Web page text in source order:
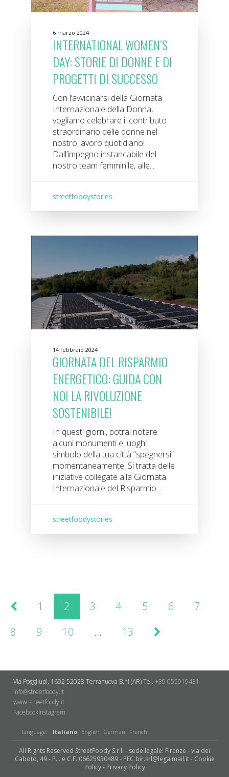
6 marzo 2024
INTERNATIONAL WOMEN’S
DAY: STORIE DI DONNE E DI
PROGETTI DI SUCCESSO
Con l’avvicinarsi della Giornata
Internazionale della Donna,
vogliamo celebrare il contributo
straordinario delle donne nel
nostro lavoro quotidiano!
Dall’impegno instancabile del
nostro team femminile, alle...
streetfoodystories
14 febbraio 2024
GIORNATA DEL RISPARMIO
ENERGETICO: GUIDA CON
NOI LA RIVOLUZIONE
SOSTENIBILE!
In questi giorni, potrai notare
alcuni monumenti e luoghi
simbolo della tua città “spegnersi”
momentaneamente. Si tratta delle
iniziative collegate alla Giornata
Internazionale del Risparmio...
streetfoodystories
1 2 3 4 5 6
7
8
9 10 … 13
Via Poggilupi, 1692 52028 Terranuova B.ni (AR)Tel. +39 055919431
info@streetfoody.it
www.streetfoody.it
Facebook​Instagram
language: Italiano English German French
All Rights Reserved StreetFoody S.r.l. - sede legale: Firenze - via dei
Caboto, 49 - P.I. e C.F. 06625930489 - PEC bir.srl@legalmail.it - Cookie
Policy- Privacy Policy